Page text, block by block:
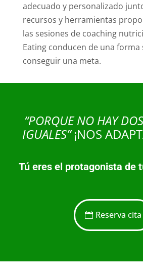
adecuado y personalizado
recursos y herramientas
las sesiones de coaching
Eating conducen de una forma
conseguir una meta.
“PORQUE NO HAY
IGUALES”¡NOS
Tú eres el protagonista de
Reserva cita